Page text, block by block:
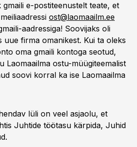
gmaili e-postiteenustelt teate, et
ost@laomaailm.ee
aadressiga! Soovijaks oli
uue firma omanikest. Kui ta oleks
oma gmaili kontoga seotud,
Laomaailma ostu-müügiteemalist
soovi korral ka ise Laomaailma
lüli on veel asjaolu, et
Juhtide töötasu kärpida, Juhid